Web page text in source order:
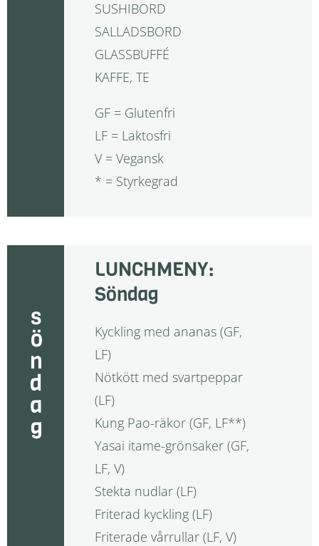
SUSHIBORD
SALLADSBORD
GLASSBUFFÉ
KAFFE, TE
GF = Glutenfri
LF = Laktosfri
V = Vegansk
* = Styrkegrad
söndag
LUNCHMENY:
Söndag
Kyckling med ananas (GF,
LF)
Nötkött med svartpeppar
(LF)
Kung Pao-räkor (GF, LF**)
Yasai itame-grönsaker (GF,
LF, V)
Stekta nudlar (LF)
Friterad kyckling (LF)
Friterade vårrullar (LF, V)